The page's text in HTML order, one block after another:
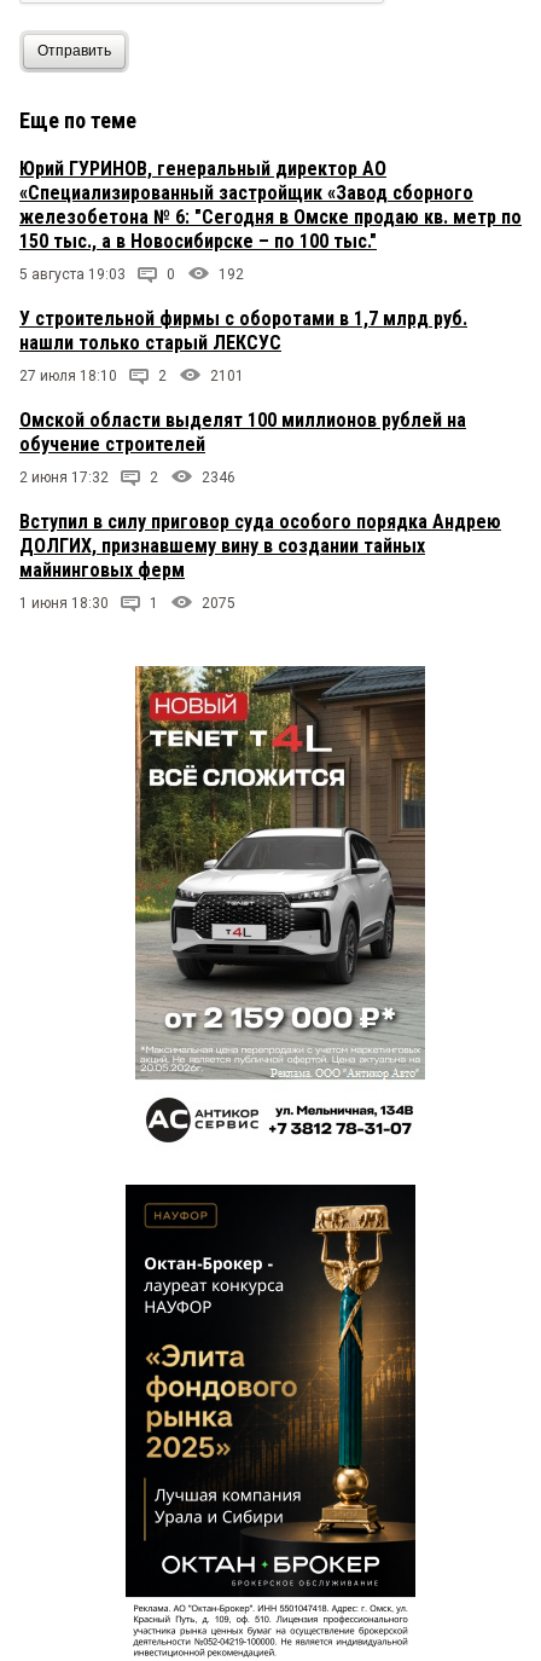
Отправить
Еще по теме
Юрий ГУРИНОВ, генеральный директор АО
«Специализированный застройщик «Завод сборного
железобетона № 6: "Сегодня в Омске продаю кв. метр по
150 тыс., а в Новосибирске – по 100 тыс."
5 августа 19:03 0 192
У строительной фирмы с оборотами в 1,7 млрд руб.
нашли только старый ЛЕКСУС
27 июля 18:10 2 2101
Омской области выделят 100 миллионов рублей на
обучение строителей
2 июня 17:32 2 2346
Вступил в силу приговор суда особого порядка Андрею
ДОЛГИХ, признавшему вину в создании тайных
майнинговых ферм
1 июня 18:30 1 2075